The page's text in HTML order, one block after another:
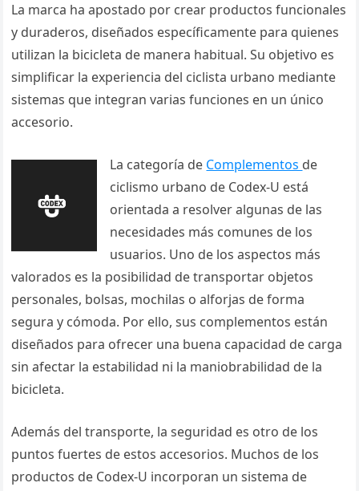
La marca ha apostado por crear productos funcionales
y duraderos, diseñados específicamente para quienes
utilizan la bicicleta de manera habitual. Su objetivo es
simplificar la experiencia del ciclista urbano mediante
sistemas que integran varias funciones en un único
accesorio.
La categoría de Complementos de
ciclismo urbano de Codex-U está
orientada a resolver algunas de las
necesidades más comunes de los
usuarios. Uno de los aspectos más
valorados es la posibilidad de transportar objetos
personales, bolsas, mochilas o alforjas de forma
segura y cómoda. Por ello, sus complementos están
diseñados para ofrecer una buena capacidad de carga
sin afectar la estabilidad ni la maniobrabilidad de la
bicicleta.
Además del transporte, la seguridad es otro de los
puntos fuertes de estos accesorios. Muchos de los
productos de Codex-U incorporan un sistema de